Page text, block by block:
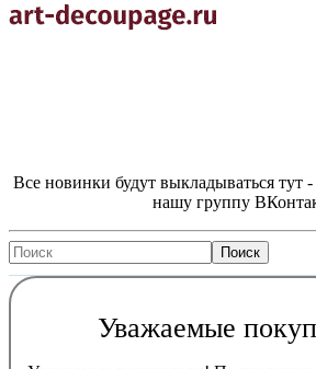
Все новинки будут выкладываться тут -
нашу группу
Уважаемые